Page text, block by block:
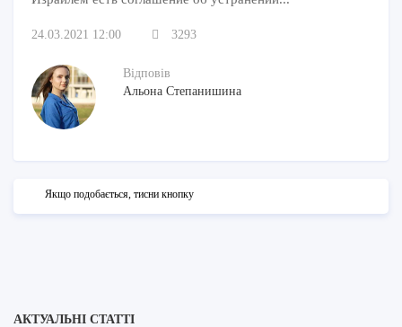
АКТУАЛЬНІ СТАТТІ
24.03.2021 12:00 3293
Відповів
Альона Степанишина
Якщо подобається, тисни кнопку